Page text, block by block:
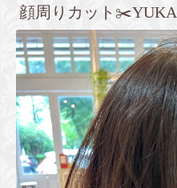
顔周りカット✂️YUKA